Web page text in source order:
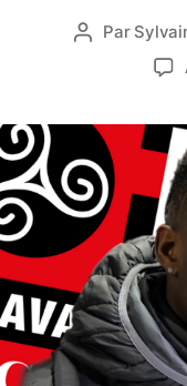
A
u
r
d
e
a
r
t
i
c
Par